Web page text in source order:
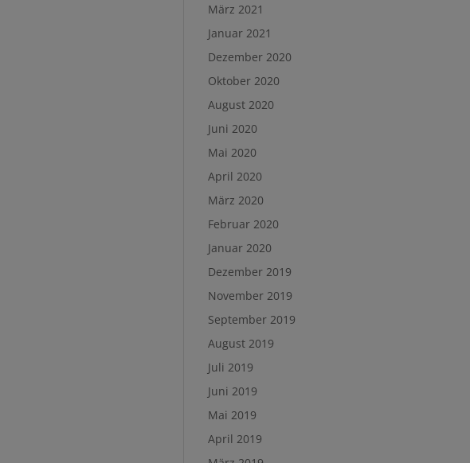
März 2021
Januar 2021
Dezember 2020
Oktober 2020
August 2020
Juni 2020
Mai 2020
April 2020
März 2020
Februar 2020
Januar 2020
Dezember 2019
November 2019
September 2019
August 2019
Juli 2019
Juni 2019
Mai 2019
April 2019